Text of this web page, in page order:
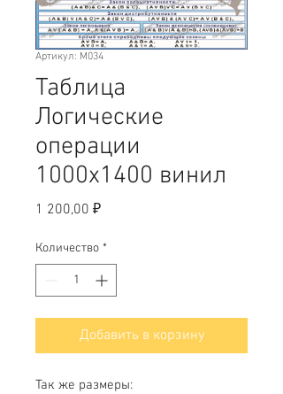
Артикул: M034
Таблица
Логические
операции
1000х1400 винил
1 200,00 ₽Цена
Количество *
Добавить в корзину
Так же размеры: